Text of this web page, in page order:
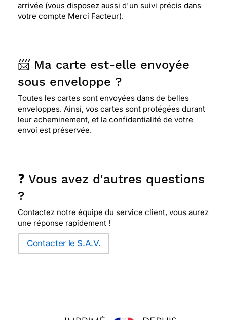
arrivée (vous disposez aussi d'un suivi précis dans
votre compte Merci Facteur).
📨 Ma carte est-elle envoyée
sous enveloppe ?
Toutes les cartes sont envoyées dans de belles
enveloppes. Ainsi, vos cartes sont protégées durant
leur acheminement, et la confidentialité de votre
envoi est préservée.
❓ Vous avez d'autres questions
?
Contactez notre équipe du service client, vous aurez
une réponse rapidement !
Contacter le S.A.V.